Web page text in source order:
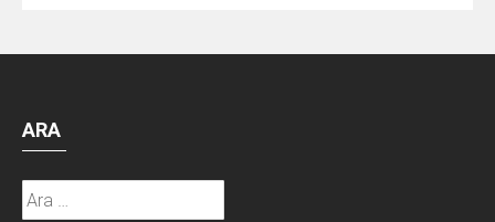
ARA
Arama: